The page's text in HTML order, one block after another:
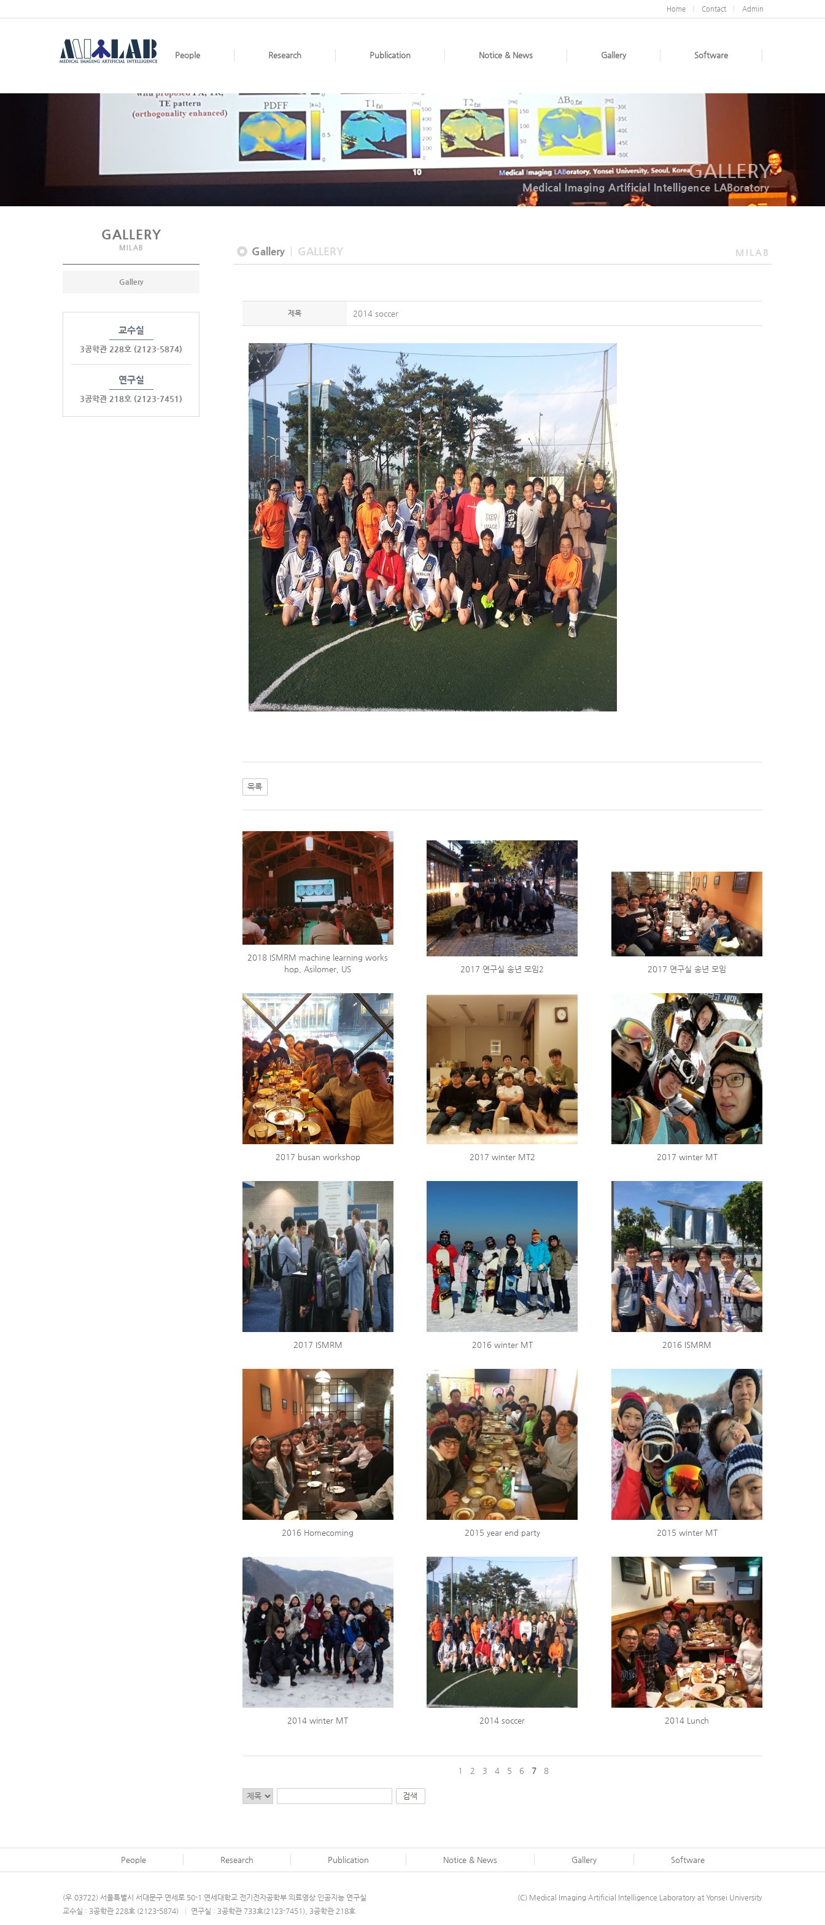
Home Contact Admin
People Research Publication Notice & News Gallery Software
GALLERY
Medical Imaging Artificial Intelligence LABoratory
GALLERY
MILAB
Gallery
교수실
3공학관 228호 (2123-5874)
연구실
3공학관 218호 (2123-7451)
Gallery GALLERY MILAB
제목 2014 soccer
2018 ISMRM machine learning works
hop, Asilomer, US
2017 연구실 송년 모임2 2017 연구실 송년 모임
2017 busan workshop 2017 winter MT2 2017 winter MT
2017 ISMRM 2016 winter MT 2016 ISMRM
2016 Homecoming 2015 year end party 2015 winter MT
2014 winter MT 2014 soccer 2014 Lunch
1 2 3 4 5 6 7 8
People Research Publication Notice & News Gallery Software
(우.03722) 서울특별시 서대문구 연세로 50-1 연세대학교 전기전자공학부 의료영상 인공지능 연구실
교수실 : 3공학관 228호 (2123-5874)
연구실 : 3공학관 733호(2123-7451), 3공학관 218호
(C) Medical Imaging Artificial Intelligence Laboratory at Yonsei University